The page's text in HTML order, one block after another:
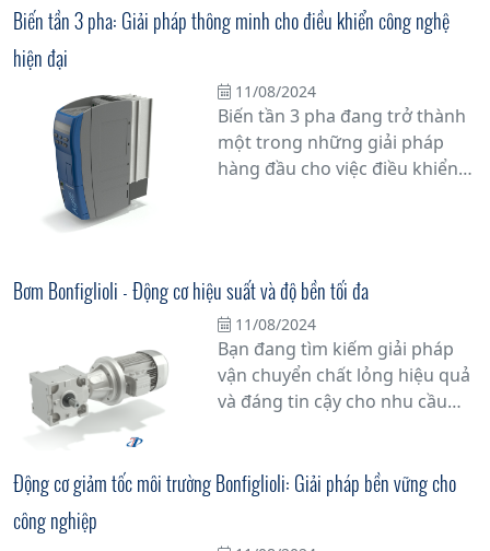
cao từ Bonfiglioli, phân phối
bởi Tân Đạt Thắng. Đây là một
giúp điều khiển tốc độ và mô-
men của động cơ điện một
cách chính xác và linh hoạt.
Biến tần 3 pha: Giải pháp thông minh cho điều khiển công nghệ
hiện đại
11/08/2024
Biến tần 3 pha đang trở thành
một trong những giải pháp
hàng đầu cho việc điều khiển
cách linh hoạt và chính xác,
biến tần 3 pha không chỉ giúp
tối ưu hóa hiệu suất hoạt động
mà còn tiết kiệm năng lượng
đáng kể.
Bơm Bonfiglioli - Động cơ hiệu suất và độ bền tối đa
11/08/2024
Bạn đang tìm kiếm giải pháp
vận chuyển chất lỏng hiệu quả
và đáng tin cậy cho nhu cầu
pháp đa dạng và tiên tiến cho
Động cơ giảm tốc môi trường Bonfiglioli: Giải pháp bền vững cho
công nghiệp